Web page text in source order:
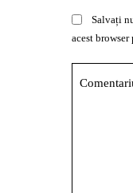
Salvați
acest